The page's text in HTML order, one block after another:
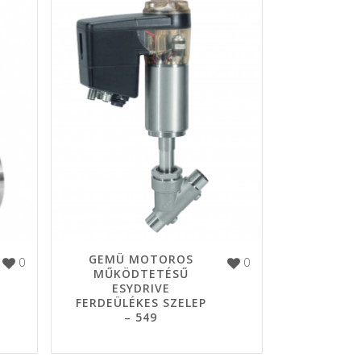
0 0
GEMÜ MOTOROS
MŰKÖDTETÉSŰ
ESYDRIVE
FERDEÜLÉKES SZELEP
– 549